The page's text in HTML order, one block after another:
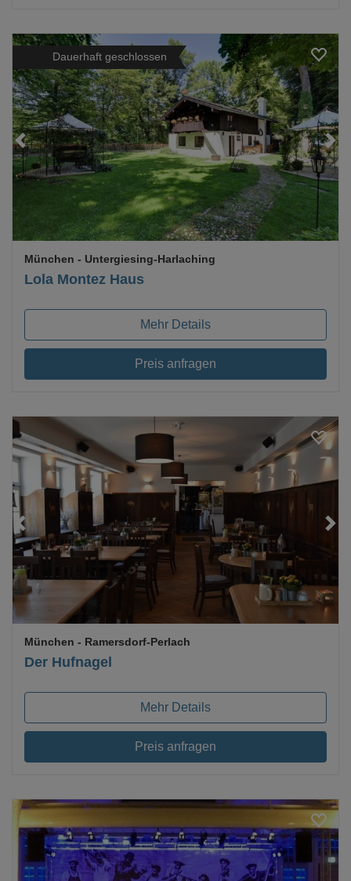
Dauerhaft geschlossen
Loading...
Lola Montez Haus
München - Untergiesing-Harlaching
Mehr Details
Preis anfragen
Loading...
Der Hufnagel
München - Ramersdorf-Perlach
Mehr Details
Preis anfragen